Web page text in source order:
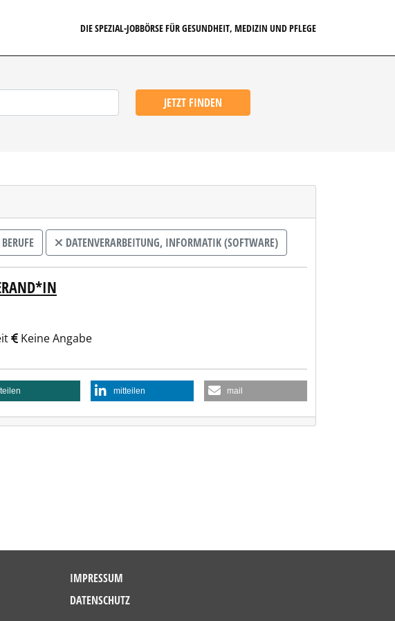
DIE SPEZIAL-JOBBÖRSE FÜR GESUNDHEIT, MEDIZIN UND PFLEGE
JETZT FINDEN
DATENVERARBEITUNG, INFORMATIK (SOFTWARE)
Keine Angabe
teilen mitteilen mail
IMPRESSUM
DATENSCHUTZ